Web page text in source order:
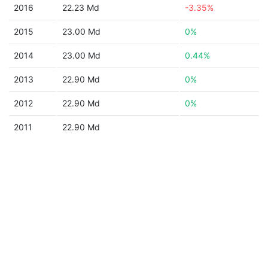
2016 22.23 Md -3.35%
2015 23.00 Md 0%
2014 23.00 Md 0.44%
2013 22.90 Md 0%
2012 22.90 Md 0%
2011 22.90 Md